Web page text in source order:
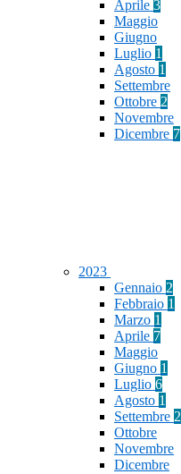
Aprile 3
Maggio
Giugno
Luglio 1
Agosto 1
Settembre
Ottobre 2
Novembre
Dicembre 7
2023
Gennaio 2
Febbraio 1
Marzo 1
Aprile 7
Maggio
Giugno 1
Luglio 6
Agosto 1
Settembre 2
Ottobre
Novembre
Dicembre